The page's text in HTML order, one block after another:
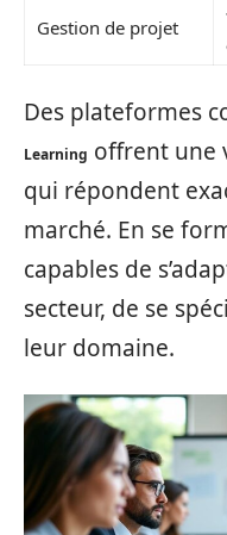
Gestion de projet
Des plateformes
Learning offrent une
qui répondent
marché. En se
capables de
secteur, de se
leur domaine.